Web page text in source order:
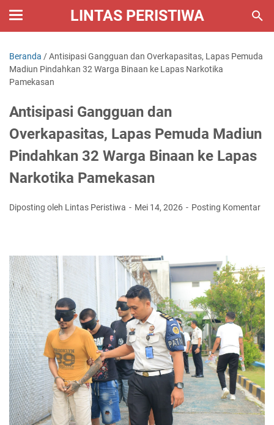
LINTAS PERISTIWA
Beranda /Antisipasi Gangguan dan Overkapasitas, Lapas Pemuda
Madiun Pindahkan 32 Warga Binaan ke Lapas Narkotika
Pamekasan
Antisipasi Gangguan dan
Overkapasitas, Lapas Pemuda Madiun
Pindahkan 32 Warga Binaan ke Lapas
Narkotika Pamekasan
Diposting oleh Lintas Peristiwa Mei 14, 2026 Posting Komentar